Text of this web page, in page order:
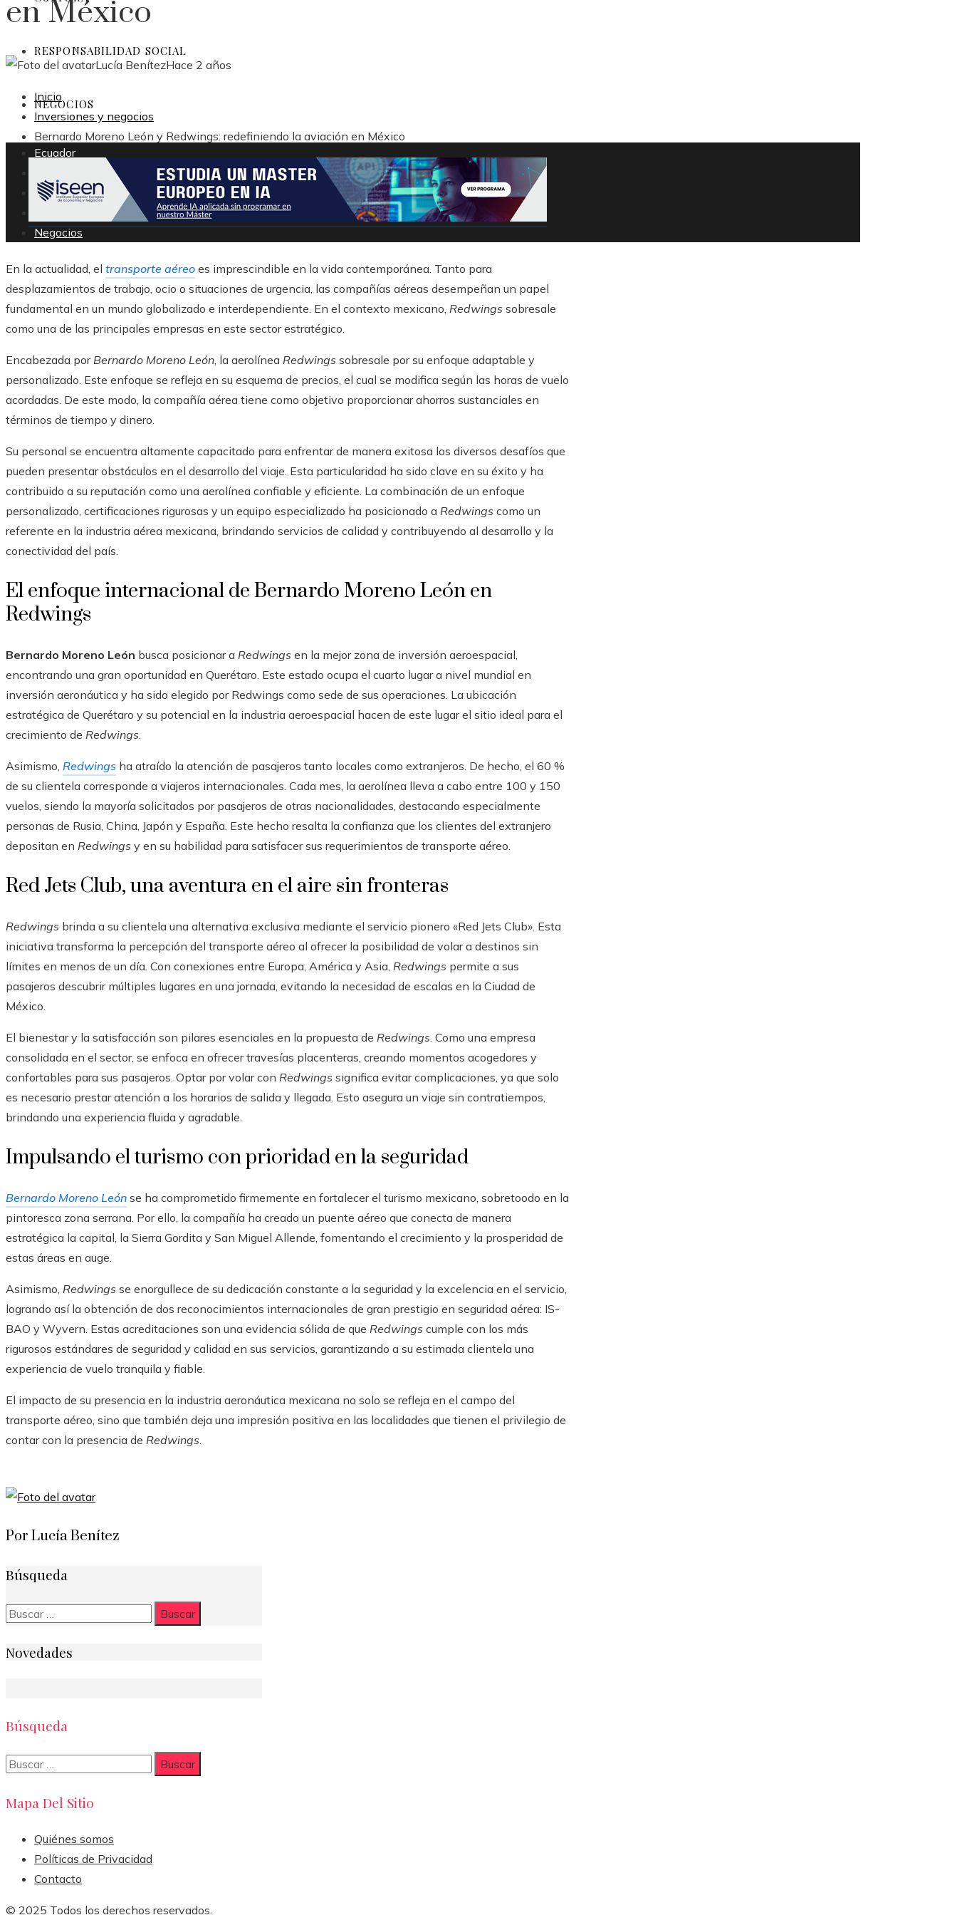
RESPONSABILIDAD SOCIAL
NEGOCIOS
Ecuador
Cultura
Responsabilidad social
Negocios
en México
Lucía BenítezHace 2 años
Inicio
Inversiones y negocios
Bernardo Moreno León y Redwings: redefiniendo la aviación en México
En la actualidad, el transporte aéreo es imprescindible en la vida contemporánea. Tanto para
desplazamientos de trabajo, ocio o situaciones de urgencia, las compañías aéreas desempeñan un papel
fundamental en un mundo globalizado e interdependiente. En el contexto mexicano, Redwings sobresale
como una de las principales empresas en este sector estratégico.
Encabezada porBernardo Moreno León, la aerolínea Redwings sobresale por su enfoque adaptable y
personalizado. Este enfoque se refleja en su esquema de precios, el cual se modifica según las horas de vuelo
acordadas. De este modo, la compañía aérea tiene como objetivo proporcionar ahorros sustanciales en
términos de tiempo y dinero.
Su personal se encuentra altamente capacitado para enfrentar de manera exitosa los diversos desafíos que
pueden presentar obstáculos en el desarrollo del viaje. Esta particularidad ha sido clave en su éxito y ha
contribuido a su reputación como una aerolínea confiable y eficiente. La combinación de un enfoque
personalizado, certificaciones rigurosas y un equipo especializado ha posicionado a Redwings como un
referente en la industria aérea mexicana, brindando servicios de calidad y contribuyendo al desarrollo y la
conectividad del país.
El enfoque internacional de Bernardo Moreno León en
Redwings
Bernardo Moreno León busca posicionar a Redwings en la mejor zona de inversión aeroespacial,
encontrando una gran oportunidad en Querétaro. Este estado ocupa el cuarto lugar a nivel mundial en
inversión aeronáutica y ha sido elegido por Redwings como sede de sus operaciones. La ubicación
estratégica de Querétaro y su potencial en la industria aeroespacial hacen de este lugar el sitio ideal para el
crecimiento de Redwings.
Asimismo, Redwings ha atraído la atención de pasajeros tanto locales como extranjeros. De hecho, el 60 %
de su clientela corresponde a viajeros internacionales. Cada mes, la aerolínea lleva a cabo entre 100 y 150
vuelos, siendo la mayoría solicitados por pasajeros de otras nacionalidades, destacando especialmente
personas de Rusia, China, Japón y España. Este hecho resalta la confianza que los clientes del extranjero
depositan en Redwings y en su habilidad para satisfacer sus requerimientos de transporte aéreo.
Red Jets Club, una aventura en el aire sin fronteras
Redwings brinda a su clientela una alternativa exclusiva mediante el servicio pionero «Red Jets Club». Esta
iniciativa transforma la percepción del transporte aéreo al ofrecer la posibilidad de volar a destinos sin
límites en menos de un día. Con conexiones entre Europa, América y Asia, Redwings permite a sus
pasajeros descubrir múltiples lugares en una jornada, evitando la necesidad de escalas en la Ciudad de
México.
El bienestar y la satisfacción son pilares esenciales en la propuesta de Redwings. Como una empresa
consolidada en el sector, se enfoca en ofrecer travesías placenteras, creando momentos acogedores y
confortables para sus pasajeros. Optar por volar con Redwings significa evitar complicaciones, ya que solo
es necesario prestar atención a los horarios de salida y llegada. Esto asegura un viaje sin contratiempos,
brindando una experiencia fluida y agradable.
Impulsando el turismo con prioridad en la seguridad
Bernardo Moreno León se ha comprometido firmemente en fortalecer el turismo mexicano, sobretoodo en la
pintoresca zona serrana. Por ello, la compañía ha creado un puente aéreo que conecta de manera
estratégica la capital, la Sierra Gordita y San Miguel Allende, fomentando el crecimiento y la prosperidad de
estas áreas en auge.
Asimismo, Redwings se enorgullece de su dedicación constante a la seguridad y la excelencia en el servicio,
logrando así la obtención de dos reconocimientos internacionales de gran prestigio en seguridad aérea: IS-
BAO y Wyvern. Estas acreditaciones son una evidencia sólida de que Redwings cumple con los más
rigurosos estándares de seguridad y calidad en sus servicios, garantizando a su estimada clientela una
experiencia de vuelo tranquila y fiable.
El impacto de su presencia en la industria aeronáutica mexicana no solo se refleja en el campo del
transporte aéreo, sino que también deja una impresión positiva en las localidades que tienen el privilegio de
contar con la presencia de Redwings.
Por Lucía Benítez
Búsqueda
Buscar:
Novedades
Búsqueda
Buscar:
Mapa Del Sitio
Quiénes somos
Políticas de Privacidad
Contacto
© 2025 Todos los derechos reservados.